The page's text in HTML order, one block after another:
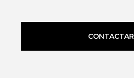
CONTACTAR